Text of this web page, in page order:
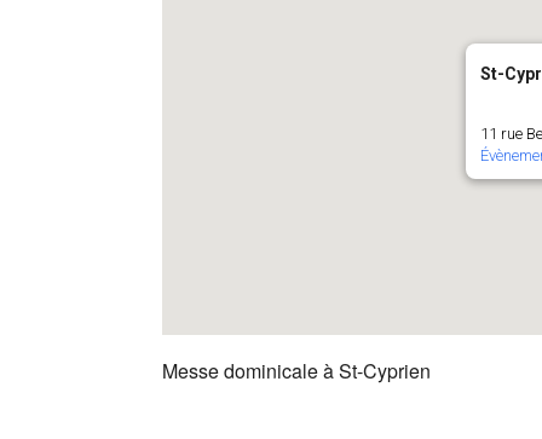
St-
11 rue
Messe dominicale à St-Cyprien